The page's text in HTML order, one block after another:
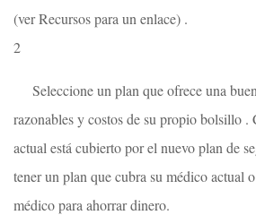
(ver Recursos para un enlace) .
2
Seleccione un plan que ofrece una
razonables y costos de su propio bolsillo .
actual está cubierto por el nuevo plan de
tener un plan que cubra su médico actual
médico para ahorrar dinero.